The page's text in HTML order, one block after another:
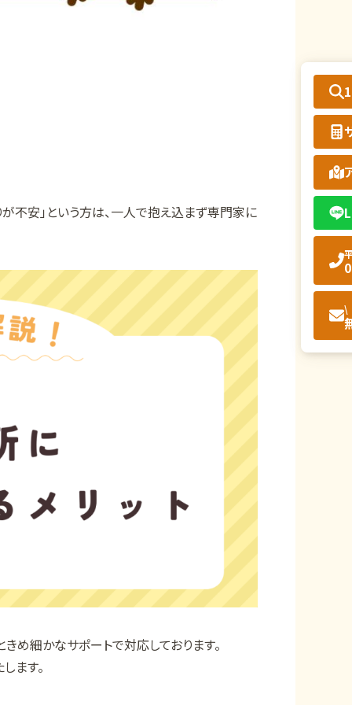
不安」という方は、一人で抱え込まず専門家に
め細かなサポートで対応しております。
ます。
\